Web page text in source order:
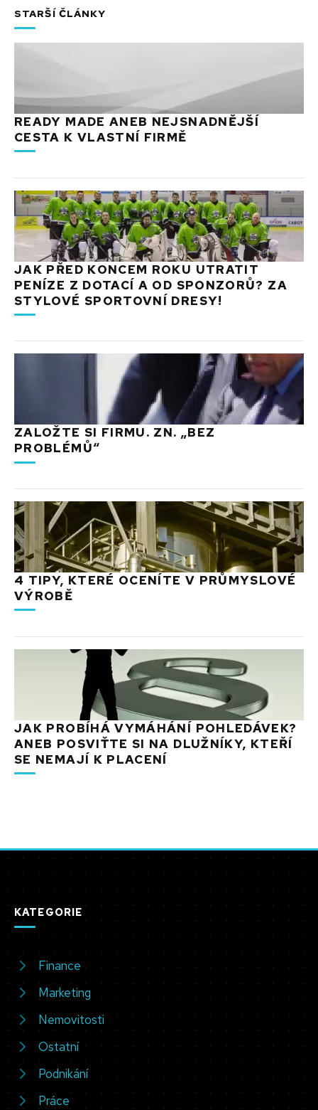
STARŠÍ ČLÁNKY
READY MADE ANEB NEJSNADNĚJŠÍ
CESTA K VLASTNÍ FIRMĚ
JAK PŘED KONCEM ROKU UTRATIT
PENÍZE Z DOTACÍ A OD SPONZORŮ? ZA
STYLOVÉ SPORTOVNÍ DRESY!
ZALOŽTE SI FIRMU. ZN. „BEZ
PROBLÉMŮ“
4 TIPY, KTERÉ OCENÍTE V PRŮMYSLOVÉ
VÝROBĚ
JAK PROBÍHÁ VYMÁHÁNÍ POHLEDÁVEK?
ANEB POSVIŤTE SI NA DLUŽNÍKY, KTEŘÍ
SE NEMAJÍ K PLACENÍ
KATEGORIE
Finance
Marketing
Nemovitosti
Ostatní
Podnikání
Práce